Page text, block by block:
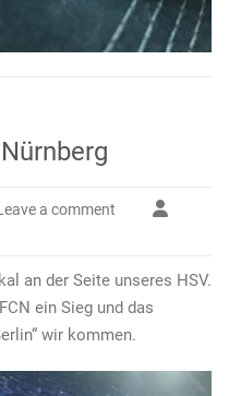
a comment
an der Seite unseres HSV.
ein Sieg und das
wir kommen.